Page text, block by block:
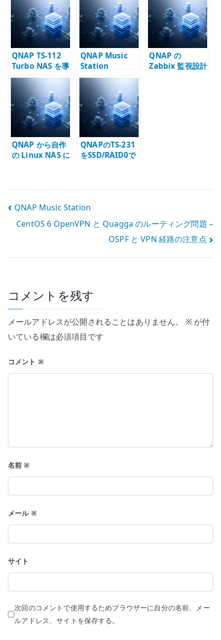
r
QNAP TS-112
Turbo NAS を導
入
QNAP Music
Station
QNAP の
Zabbix 監視設計
QNAP から自作
の Linux NAS に
QNAPのTS-231
をSSD/RAID0で
投
稿
ゲ
ー
シ
ン
QNAP Music Station
CentOS 6 OpenVPN と Quagga のルーティング問題 –
OSPF と VPN 経路の注意点
コメントを残す
メールアドレスが公開されることはありません。 ※が付
いている欄は必須項目です
コメント ※
名前※
メール ※
サイト
次回のコメントで使用するためブラウザーに自分の名前、メー
ルアドレス、サイトを保存する。